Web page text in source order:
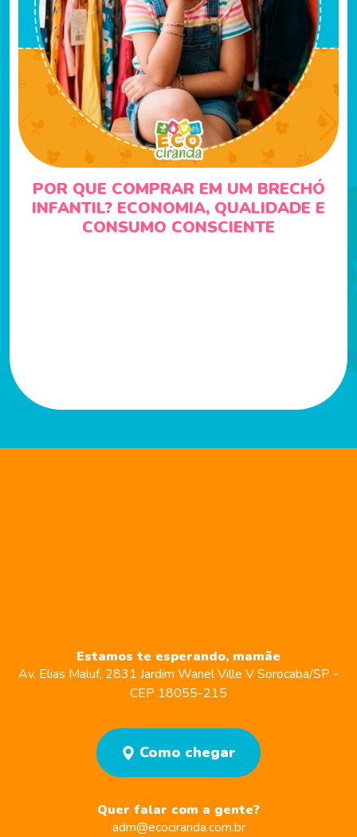
POR QUE COMPRAR EM UM BRECHÓ
INFANTIL? ECONOMIA, QUALIDADE E
CONSUMO CONSCIENTE
Quer falar com a gente?
adm@ecociranda.com.br
Estamos te esperando, mamãe
Av. Elias Maluf, 2831 Jardim Wanel Ville VSorocaba/SP -
CEP 18055-215
Como chegar